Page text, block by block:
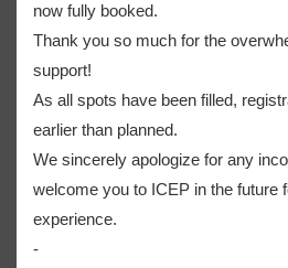
8
大課程
70+
位以上專業師資
now fully booked.
Thank you so much for the
support!
As all spots have been filled,
earlier than planned.
We sincerely apologize for any
welcome you to ICEP in the future
experience.
-